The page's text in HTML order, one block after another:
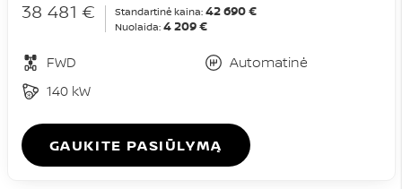
38 481 € Standartinė kaina: 42 690 €
Nuolaida: 4 209 €
FWD
Automatinė
140 kW
GAUKITE PASIŪLYMĄ